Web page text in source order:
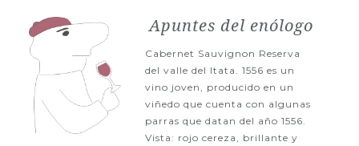
Apuntes del enólogo
Cabernet Sauvignon Reserva
del valle del Itata. 1556 es un
vino joven, producido en un
viñedo que cuenta con algunas
parras que datan del año 1556.
Vista: rojo cereza, brillante y